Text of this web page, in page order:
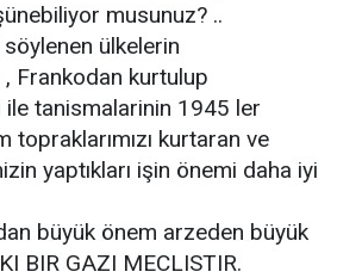
musunuz? ..
ülkelerin
Frankodan kurtulup
tanismalarinin 1945 ler
kurtaran ve
yaptıkları işin önemi daha iyi
büyük önem arzeden büyük
BIR GAZI MECLISTIR.